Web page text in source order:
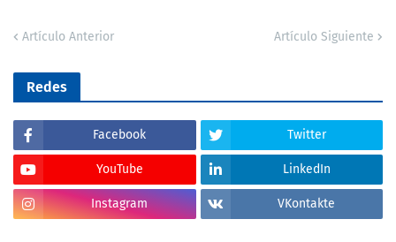
Artículo Anterior Artículo Siguiente
Redes
Facebook Twitter
YouTube LinkedIn
Instagram VKontakte